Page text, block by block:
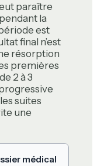
paraître
la
est
final n’est
résorption
premières
2 à 3
suites
une
médical